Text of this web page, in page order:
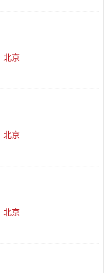
北京
北京
北京